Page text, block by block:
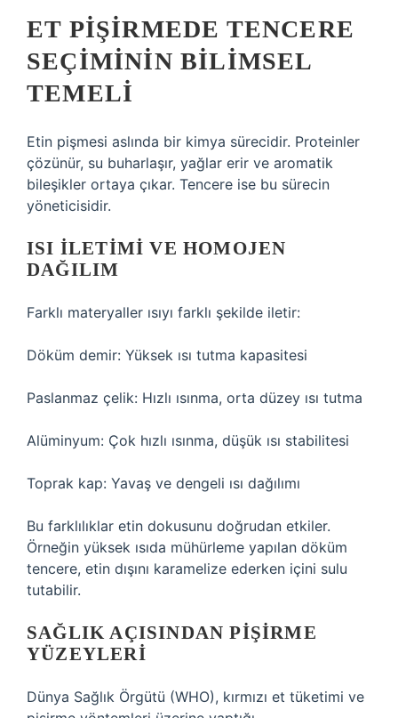
ET PIŞIRMEDE TENCERE
SEÇIMININ BILIMSEL
TEMELI
Etin pişmesi aslında bir kimya sürecidir. Proteinler
çözünür, su buharlaşır, yağlar erir ve aromatik
bileşikler ortaya çıkar. Tencere ise bu sürecin
yöneticisidir.
ISI İLETIMI VE HOMOJEN
DAĞILIM
Farklı materyaller ısıyı farklı şekilde iletir:
Döküm demir: Yüksek ısı tutma kapasitesi
Paslanmaz çelik: Hızlı ısınma, orta düzey ısı tutma
Alüminyum: Çok hızlı ısınma, düşük ısı stabilitesi
Toprak kap: Yavaş ve dengeli ısı dağılımı
Bu farklılıklar etin dokusunu doğrudan etkiler.
Örneğin yüksek ısıda mühürleme yapılan döküm
tencere, etin dışını karamelize ederken içini sulu
tutabilir.
SAĞLIK AÇISINDAN PIŞIRME
YÜZEYLERI
Dünya Sağlık Örgütü (WHO), kırmızı et tüketimi ve